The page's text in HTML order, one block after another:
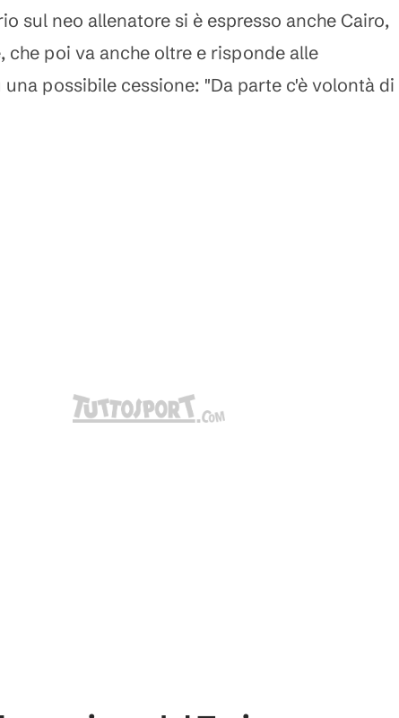
sul neo allenatore si è espresso anche Cairo,
che poi va anche oltre e risponde alle
una possibile cessione: "Da parte c'è volontà di